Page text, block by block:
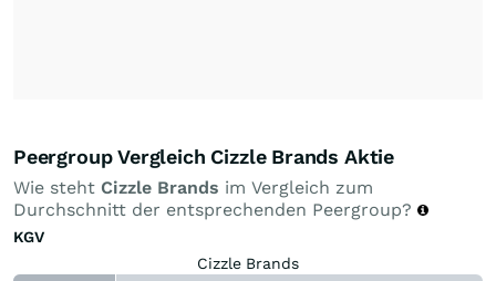
Peergroup Vergleich Cizzle Brands Aktie
Wie steht Cizzle Brands im Vergleich zum
Durchschnitt der entsprechenden Peergroup?
KGV
Cizzle Brands